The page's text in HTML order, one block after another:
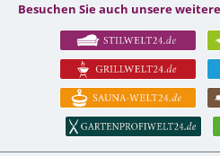
Besuchen Sie auch unsere